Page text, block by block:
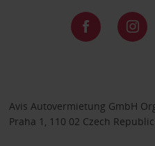
Avis Autovermietung GmbH
Praha 1, 110 02 Czech